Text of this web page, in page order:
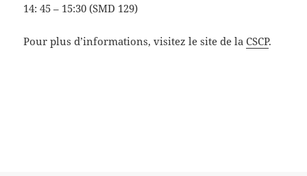
14: 45 – 15:30 (SMD 129)
Pour plus d’informations, visitez le site de laCSCP.